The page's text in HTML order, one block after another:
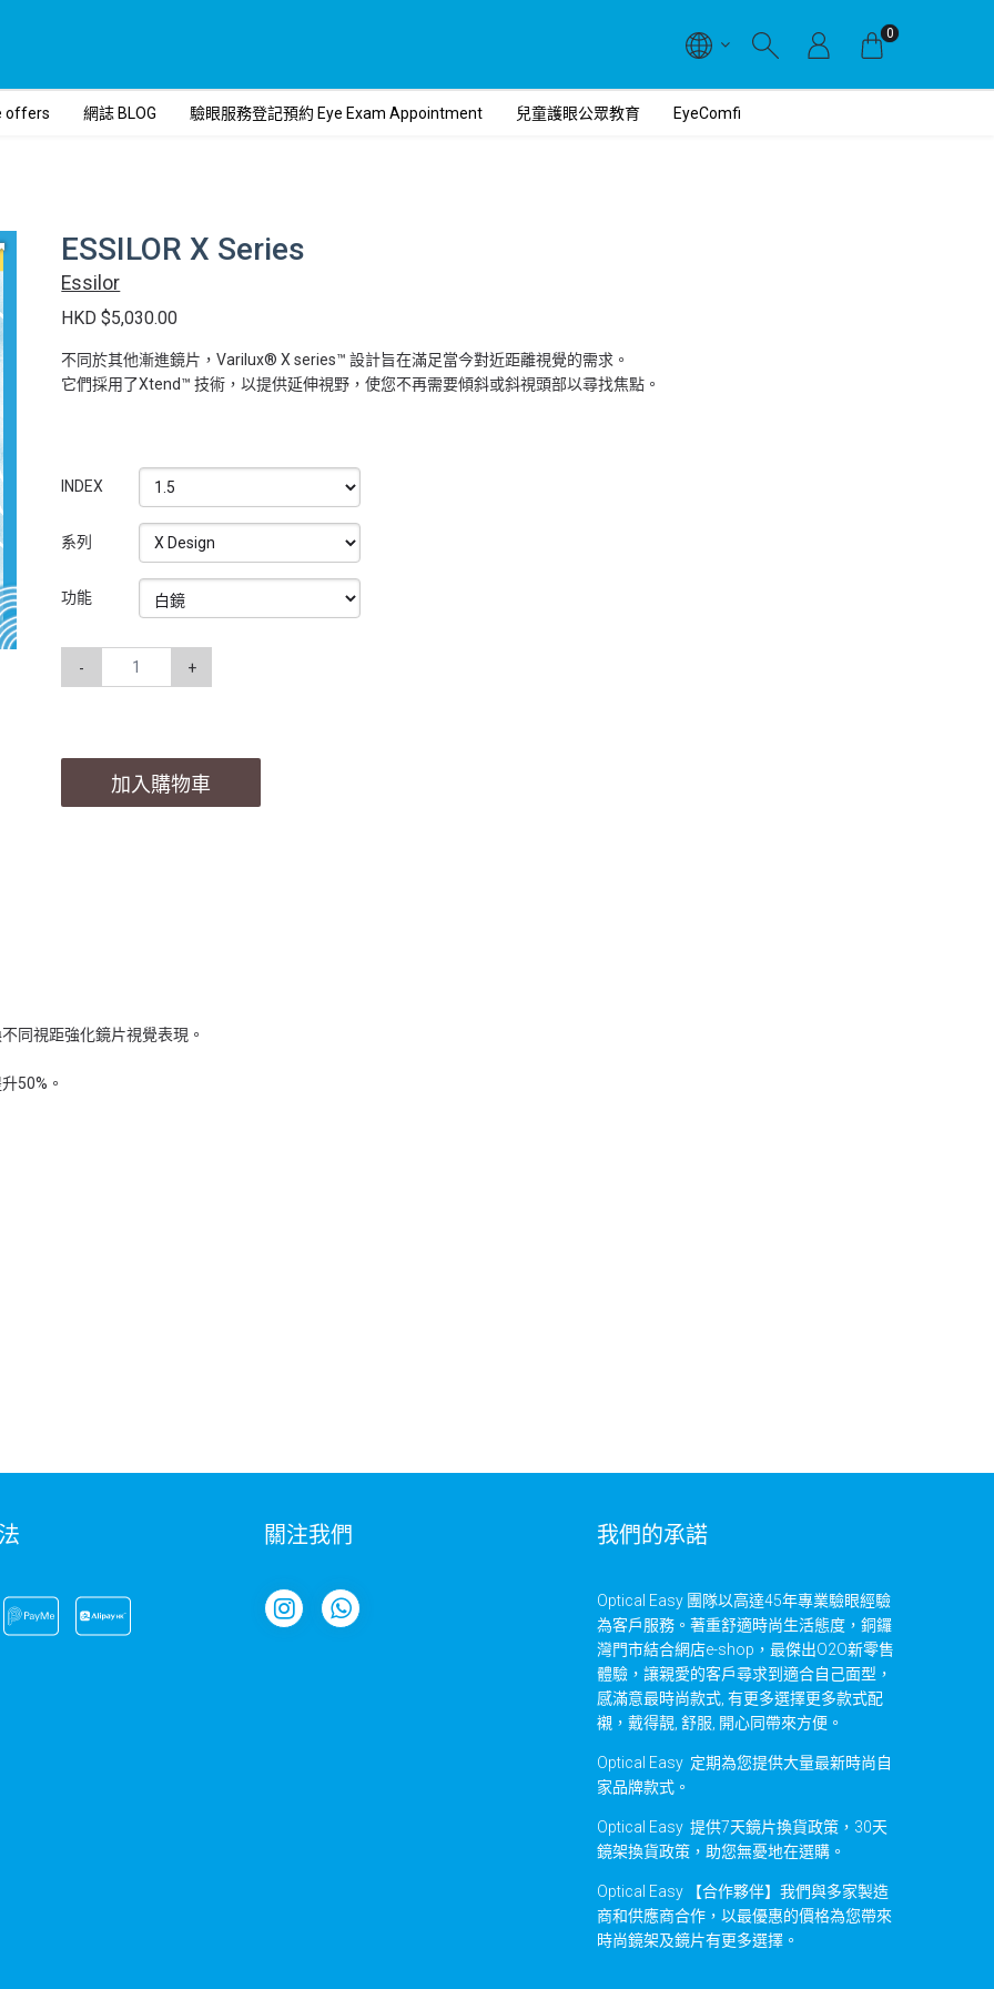
0
offers 網誌 BLOG 驗眼服務登記預約 Eye Exam Appointment 兒童護眼公眾教育 EyeComfi
ESSILOR X Series
Essilor
HKD $5,030.00
不同於其他漸進鏡片，Varilux® X series™ 設計旨在滿足當今對近距離視覺的需求。
它們採用了Xtend™ 技術，以提供延伸視野，使您不再需要傾斜或斜視頭部以尋找焦點。
INDEX
系列
功能
- +
加入購物車
同視距強化鏡片視覺表現。
50%。
關注我們 我們的承諾
Optical Easy 團隊以高達45年專業驗眼經驗
為客戶服務。著重舒適時尚生活態度，銅鑼
灣門市結合網店e-shop，最傑出O2O新零售
體驗，讓親愛的客戶尋求到適合自己面型，
感滿意最時尚款式, 有更多選擇更多款式配
襯，戴得靚, 舒服, 開心同帶來方便。
Optical Easy 定期為您提供大量最新時尚自
家品牌款式。
Optical Easy 提供7天鏡片換貨政策，30天
鏡架換貨政策，助您無憂地在選購。
Optical Easy 【合作夥伴】我們與多家製造
商和供應商合作，以最優惠的價格為您帶來
時尚鏡架及鏡片有更多選擇。